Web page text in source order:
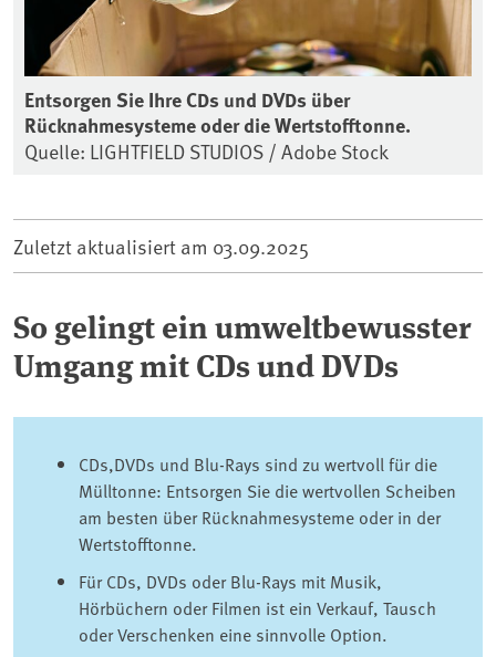
Entsorgen Sie Ihre CDs und DVDs über
Rücknahmesysteme oder die Wertstofftonne.
Quelle: LIGHTFIELD STUDIOS / Adobe Stock
Zuletzt aktualisiert am 03.09.2025
So gelingt ein umweltbewusster
Umgang mit CDs und DVDs
CDs,DVDs und Blu-Rays sind zu wertvoll für die
Mülltonne: Entsorgen Sie die wertvollen Scheiben
am besten über Rücknahmesysteme oder in der
Wertstofftonne.
Für CDs, DVDs oder Blu-Rays mit Musik,
Hörbüchern oder Filmen ist ein Verkauf, Tausch
oder Verschenken eine sinnvolle Option.